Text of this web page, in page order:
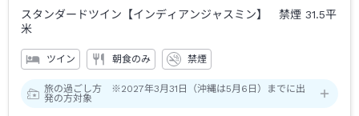
スタンダードツイン【インディアンジャスミン】 禁煙 31.5平
米
ツイン 朝食のみ 禁煙
旅の過ごし方 ※2027年3月31日（沖縄は5月6日）までに出
発の方対象